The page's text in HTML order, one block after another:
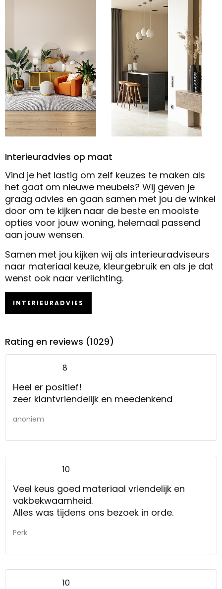
Interieuradvies op maat
Vind je het lastig om zelf keuzes te maken als
het gaat om nieuwe meubels? Wij geven je
graag advies en gaan samen met jou de winkel
door om te kijken naar de beste en mooiste
opties voor jouw woning, helemaal passend
aan jouw wensen.
Samen met jou kijken wij als interieuradviseurs
naar materiaal keuze, kleurgebruik en als je dat
wenst ook naar verlichting.
INTERIEURADVIES
Rating en reviews (1029)
8
Heel er positief!
zeer klantvriendelijk en meedenkend
anoniem
10
Veel keus goed materiaal vriendelijk en
vakbekwaamheid.
Alles was tijdens ons bezoek in orde.
Perk
10